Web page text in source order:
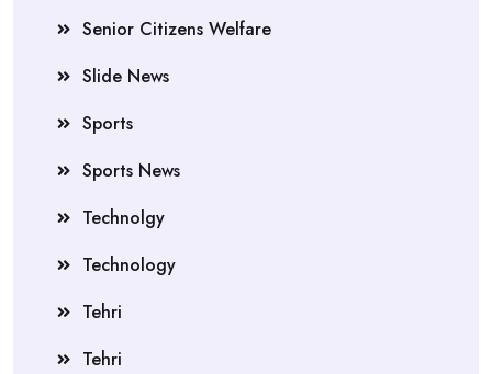
Senior Citizens Welfare
Slide News
Sports
Sports News
Technolgy
Technology
Tehri
Tehri